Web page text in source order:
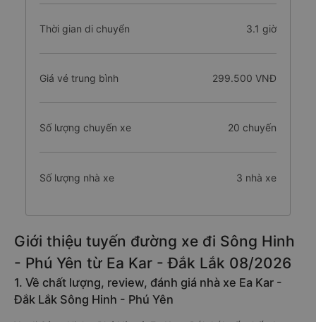
Thời gian di chuyển 3.1 giờ
Giá vé trung bình 299.500 VNĐ
Số lượng chuyến xe 20 chuyến
Số lượng nhà xe 3 nhà xe
Giới thiệu tuyến đường xe đi Sông Hinh
- Phú Yên từ Ea Kar - Đắk Lắk 08/2026
1. Về chất lượng, review, đánh giá nhà xe Ea Kar -
Đắk Lắk Sông Hinh - Phú Yên